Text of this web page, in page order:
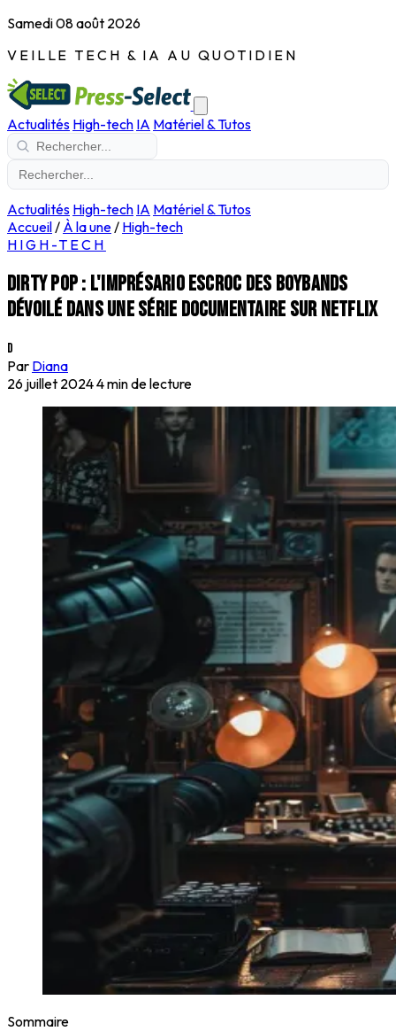
Samedi 08 août 2026
VEILLE TECH & IA AU QUOTIDIEN
Actualités High-tech IA Matériel & Tutos
Actualités High-tech IA Matériel & Tutos
Accueil/ À la une/ High-tech
HIGH-TECH
Dirty pop : l'imprésario escroc des boybands
dévoilé dans une série documentaire sur Netflix
D
Par Diana
26 juillet 20244 min de lecture
Sommaire